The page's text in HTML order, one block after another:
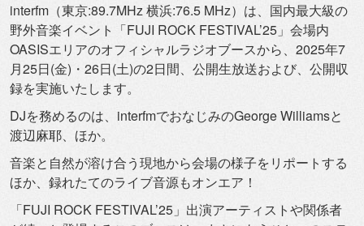
interfm（東京:89.7MHz 横浜:76.5 MHz）は、国内最大級の
野外音楽イベント「FUJI ROCK FESTIVAL’25」 会場内
OASISエリアのオフィシャルラジオブースから、 2025年7
月25日(金)・26日(土)の2日間、 公開生放送および、公開収
録を実施いたします。
DJを務めるのは、interfmでおなじみのGeorge Williamsと
渡辺麻耶、ほか。
音楽と自然が溶け合う現地から会場の様子をリポートする
ほか、 録れたてのライブ音源もオンエア！
「FUJI ROCK FESTIVAL’25」 出演アーティストや関係者